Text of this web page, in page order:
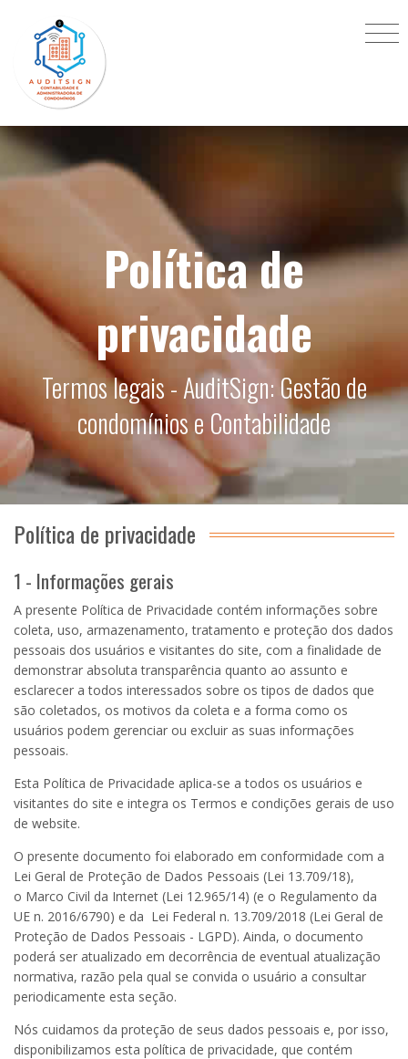
Política de
privacidade
Termos legais - AuditSign: Gestão de
condomínios e Contabilidade
Política de privacidade
1 - Informações gerais
A presente Política de Privacidade contém informações sobre
coleta, uso, armazenamento, tratamento e proteção dos dados
pessoais dos usuários e visitantes do site, com a finalidade de
demonstrar absoluta transparência quanto ao assunto e
esclarecer a todos interessados sobre os tipos de dados que
são coletados, os motivos da coleta e a forma como os
usuários podem gerenciar ou excluir as suas informações
pessoais.
Esta Política de Privacidade aplica-se a todos os usuários e
visitantes do site e integra os Termos e condições gerais de uso
de website.
O presente documento foi elaborado em conformidade com a
Lei Geral de Proteção de Dados Pessoais (Lei 13.709/18),
o Marco Civil da Internet (Lei 12.965/14) (e o Regulamento da
UE n. 2016/6790) e da Lei Federal n. 13.709/2018 (Lei Geral de
Proteção de Dados Pessoais - LGPD). Ainda, o documento
poderá ser atualizado em decorrência de eventual atualização
normativa, razão pela qual se convida o usuário a consultar
periodicamente esta seção.
Nós cuidamos da proteção de seus dados pessoais e, por isso,
disponibilizamos esta política de privacidade, que contém